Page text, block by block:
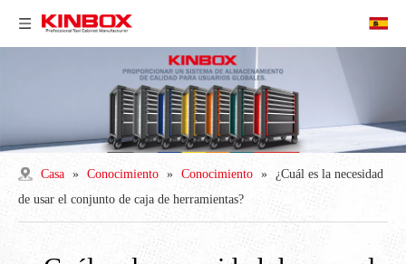
Casa » Conocimiento » Conocimiento »
¿Cuál es la necesidad
de usar el conjunto de caja de herramientas?